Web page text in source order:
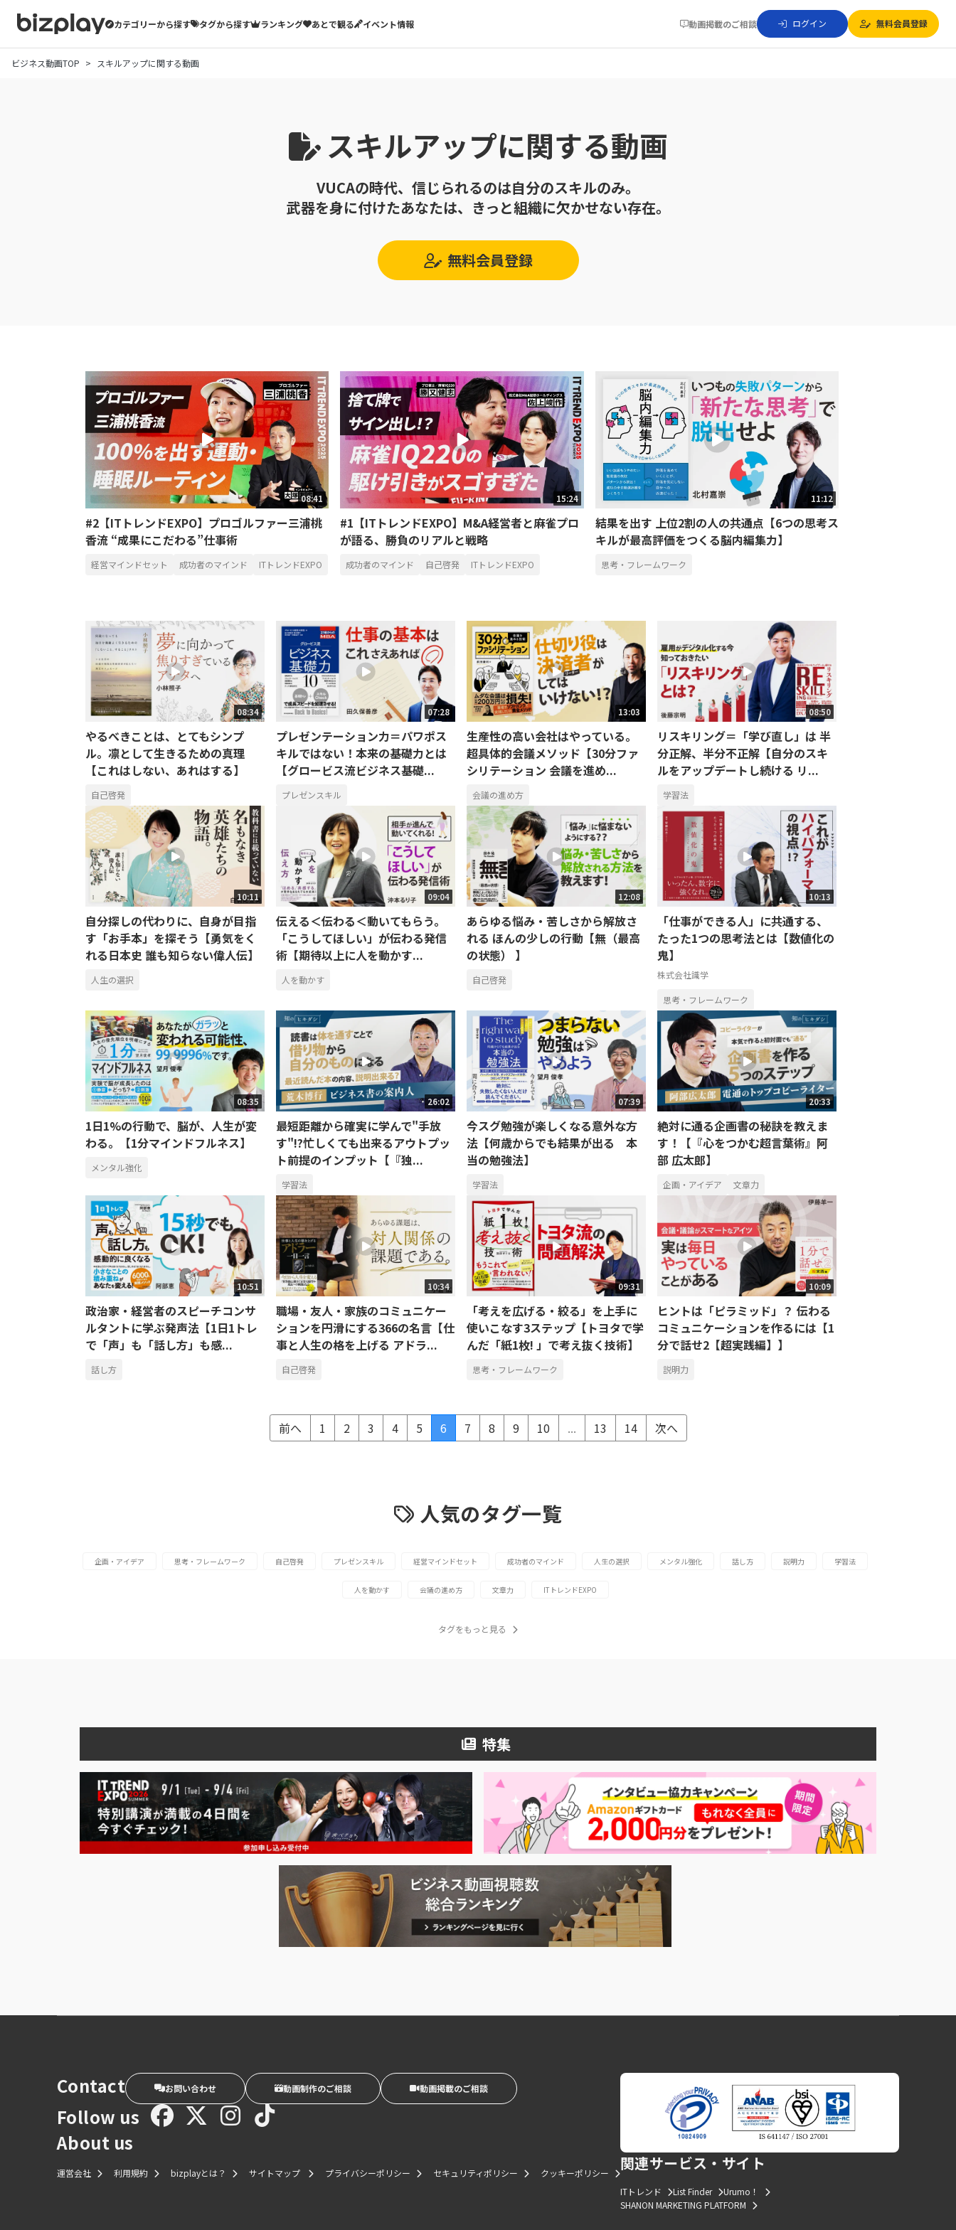
カテゴリーから探す タグから探す ランキング あとで観る イベント情報 動画掲載のご相談 ログイン 無料会員登録
ビジネス動画TOP スキルアップに関する動画
スキルアップに関する動画
VUCAの時代、信じられるのは自分のスキルのみ。
武器を身に付けたあなたは、きっと組織に欠かせない存在。
無料会員登録
08:41
#2【ITトレンドEXPO】プロゴルファー三浦桃
香流 “成果にこだわる”仕事術
経営マインドセット 成功者のマインド ITトレンドEXPO
15:24
#1【ITトレンドEXPO】M&A経営者と麻雀プロ
が語る、勝負のリアルと戦略
成功者のマインド 自己啓発 ITトレンドEXPO
11:12
結果を出す 上位2割の人の共通点【6つの思考ス
キルが最高評価をつくる脳内編集力】
思考・フレームワーク
08:34
やるべきことは、とてもシンプ
ル。凛として生きるための真理
【これはしない、あれはする】
自己啓発
07:28
プレゼンテーション力＝パワポス
キルではない！本来の基礎力とは
【グロービス流ビジネス基礎...
プレゼンスキル
13:03
生産性の高い会社はやっている。
超具体的会議メソッド【30分ファ
シリテーション 会議を進め...
会議の進め方
08:50
リスキリング＝「学び直し」は 半
分正解、半分不正解【自分のスキ
ルをアップデートし続ける リ...
学習法
10:11
自分探しの代わりに、自身が目指
す「お手本」を探そう【勇気をく
れる日本史 誰も知らない偉人伝】
人生の選択
09:04
伝える＜伝わる＜動いてもらう。
「こうしてほしい」が伝わる発信
術【期待以上に人を動かす...
人を動かす
12:08
あらゆる悩み・苦しさから解放さ
れる ほんの少しの行動【無（最高
の状態） 】
自己啓発
10:13
「仕事ができる人」に共通する、
たった1つの思考法とは【数値化の
鬼】
株式会社識学
思考・フレームワーク
08:35
1日1%の行動で、脳が、人生が変
わる。【1分マインドフルネス】
メンタル強化
26:02
最短距離から確実に学んで"手放
す"!?忙しくても出来るアウトプッ
ト前提のインプット【『独...
学習法
07:39
今スグ勉強が楽しくなる意外な方
法【何歳からでも結果が出る 本
当の勉強法】
学習法
20:33
絶対に通る企画書の秘訣を教えま
す！【『心をつかむ超言葉術』阿
部 広太郎】
企画・アイデア 文章力
10:51
政治家・経営者のスピーチコンサ
ルタントに学ぶ発声法【1日1トレ
で「声」も「話し方」も感...
話し方
10:34
職場・友人・家族のコミュニケー
ションを円滑にする366の名言【仕
事と人生の格を上げる アドラ...
自己啓発
09:31
「考えを広げる・絞る」を上手に
使いこなす3ステップ【トヨタで学
んだ「紙1枚! 」で考え抜く技術】
思考・フレームワーク
10:09
ヒントは「ピラミッド」？ 伝わる
コミュニケーションを作るには【1
分で話せ2【超実践編】】
説明力
前へ 1 2 3 4 5 6 7 8 9 10 ... 13 14 次へ
人気のタグ一覧
企画・アイデア 思考・フレームワーク 自己啓発 プレゼンスキル 経営マインドセット 成功者のマインド 人生の選択 メンタル強化 話し方 説明力 学習法
人を動かす 会議の進め方 文章力 ITトレンドEXPO
タグをもっと見る
特集
Contact お問い合わせ 動画制作のご相談 動画掲載のご相談
Follow us
About us
運営会社 利用規約 bizplayとは？ サイトマップ プライバシーポリシー セキュリティポリシー クッキーポリシー 関連サービス・サイト
ITトレンド List Finder
Urumo！
SHANON MARKETING PLATFORM